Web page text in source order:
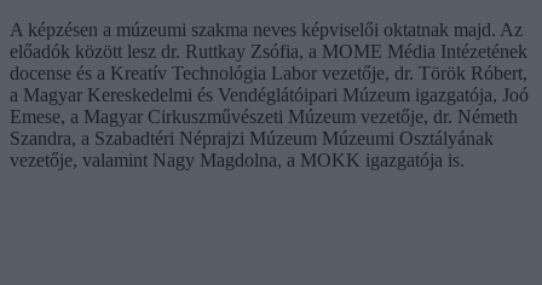
A képzésen a múzeumi szakma neves képviselői oktatnak majd. Az
előadók között lesz dr. Ruttkay Zsófia, a MOME Média Intézetének
docense és a Kreatív Technológia Labor vezetője, dr. Török Róbert,
a Magyar Kereskedelmi és Vendéglátóipari Múzeum igazgatója, Joó
Emese, a Magyar Cirkuszművészeti Múzeum vezetője, dr. Németh
Szandra, a Szabadtéri Néprajzi Múzeum Múzeumi Osztályának
vezetője, valamint Nagy Magdolna, a MOKK igazgatója is.